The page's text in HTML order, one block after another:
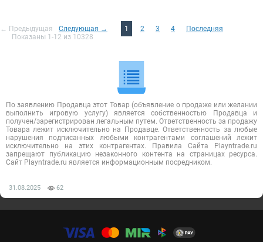
← Предыдущая Следующая → 1 2 3 4
Последняя
Показаны 1-12 из 10328
По заявлению Продавца этот Товар (объявление о продаже или желании
выполнить игровую услугу) является собственностью Продавца и
получен/зарегистрирован легальным путем. Ответственность за продажу
Товара лежит исключительно на Продавце. Ответственность за любые
нарушения подписанных любыми контрагентами соглашений лежит
исключительно на этих контрагентах. Правила Сайта Playntrade.ru
запрещают публикацию незаконного контента на страницах ресурса.
Сайт Playntrade.ru является информационным посредником.
31.08.2025 62